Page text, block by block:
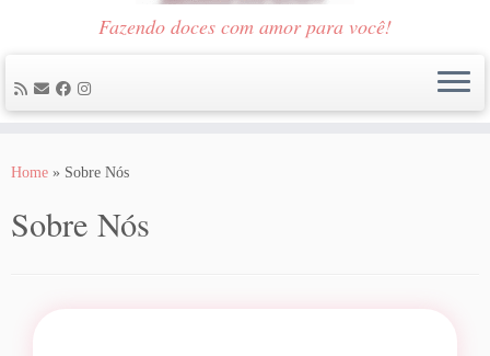
Fazendo doces com amor para você!
Home » Sobre Nós
Sobre Nós